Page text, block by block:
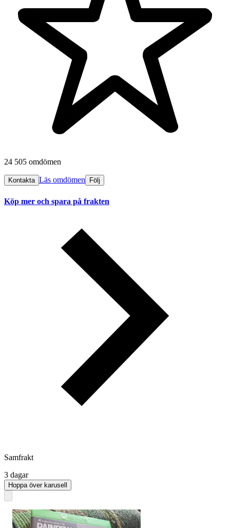
24 505 omdömen
Kontakta Läs omdömen Följ
Köp mer och spara på frakten
Samfrakt
3 dagar
Hoppa över karusell